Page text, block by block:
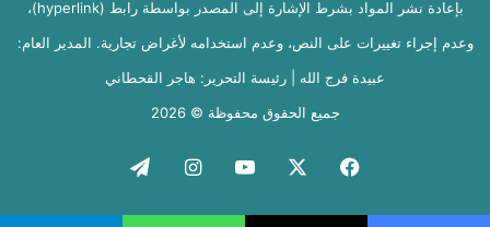
u
b
ر
ا
ا
م
بإعادة نشر المواد بشرط الإشارة إلى المصدر بواسطة رابط (hyperlink)،
وعدم إجراء تغييرات على النص، وعدم استخدامه لأغراض تجارية. المدير العام:
عبيدة فرج الله | رئيسة التحرير: هاجر القحطاني
جميع الحقوق محفوظة © 2026
فيسبوك ‫YouTubeانستقرام